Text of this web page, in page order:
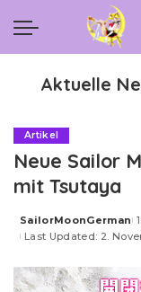
Aktuelle
Artikel
Neue Sailor
mit Tsutaya
Posted
by
SailorMoonGerman
Last Updated: 2.